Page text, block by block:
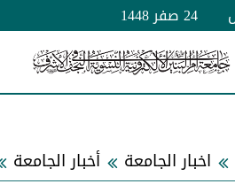
24 صفر 1448
اخبار الجامعة أخبار الجامعة